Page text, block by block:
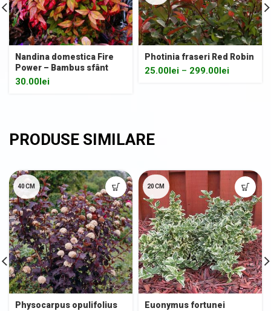
Nandina domestica Fire
Power – Bambus sfânt
30.00lei
Photinia fraseri Red Robin
25.00lei – 299.00lei
40CM
Physocarpus opulifolius
20CM
Euonymus fortunei